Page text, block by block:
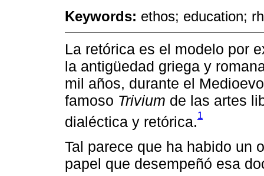
Keywords: ethos; education;
La retórica es el modelo por
la antigüedad griega y
mil años, durante el
famoso Trivium de las artes
dialéctica y retórica.1
Tal parece que ha habido un
papel que desempeñó esa